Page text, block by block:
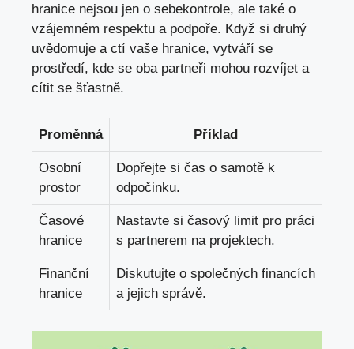
‍hranice⁢ nejsou jen o sebekontrole, ale také​ o
vzájemném ⁣respektu ‍a podpoře. Když si‍ druhý
uvědomuje ⁣a ctí vaše hranice, vytváří⁣ se
prostředí, kde⁣ se oba partneři mohou ⁤rozvíjet a⁤
cítit ⁣se šťastně.
Proměnná Příklad
Osobní
prostor
Dopřejte si čas o samotě k
odpočinku.
Časové
hranice
Nastavte‌ si ⁣časový limit pro práci⁢
s partnerem na projektech.
Finanční
hranice
Diskutujte o společných ⁢financích
a jejich⁤ správě.